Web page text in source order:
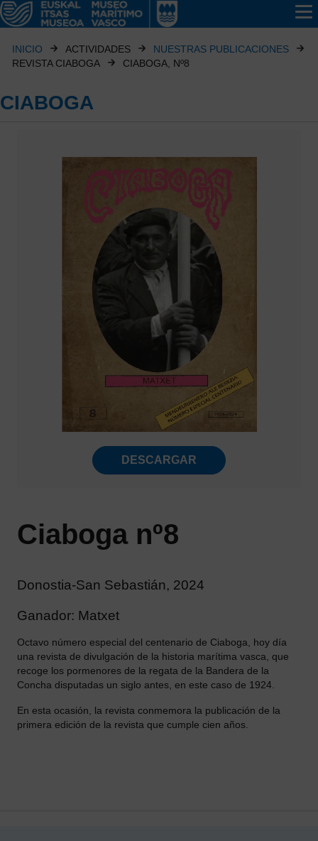
INICIO ACTIVIDADES
NUESTRAS PUBLICACIONES
REVISTA CIABOGA
CIABOGA, Nº8
CIABOGA
DESCARGAR
Ciaboga nº8
Donostia-San Sebastián, 2024
Ganador: Matxet
Octavo número especial del centenario de Ciaboga, hoy día
una revista de divulgación de la historia marítima vasca, que
recoge los pormenores de la regata de la Bandera de la
Concha disputadas un siglo antes, en este caso de 1924.
En esta ocasión, la revista conmemora la publicación de la
primera edición de la revista que cumple cien años.